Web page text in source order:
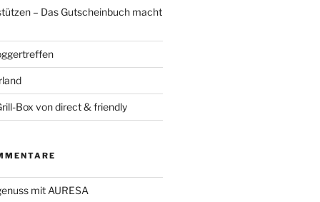
– Das Gutscheinbuch macht
Box von direct & friendly
mit AURESA